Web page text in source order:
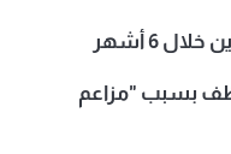
بسبب "مزاعم